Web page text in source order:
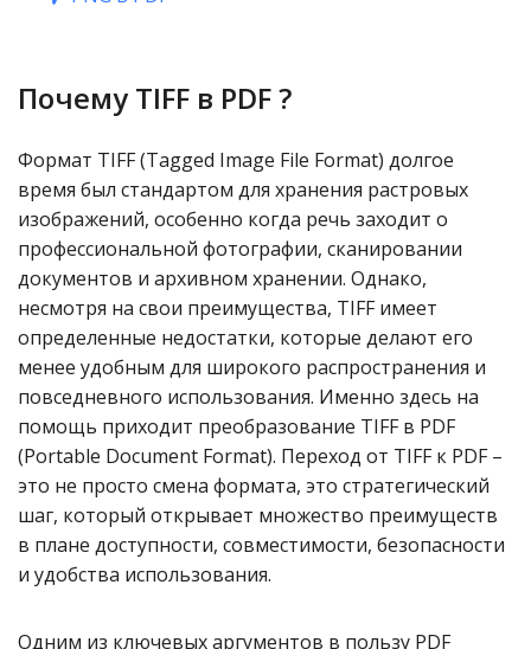
Почему TIFF в PDF ?
Формат TIFF (Tagged Image File Format) долгое
время был стандартом для хранения растровых
изображений, особенно когда речь заходит о
профессиональной фотографии, сканировании
документов и архивном хранении. Однако,
несмотря на свои преимущества, TIFF имеет
определенные недостатки, которые делают его
менее удобным для широкого распространения и
повседневного использования. Именно здесь на
помощь приходит преобразование TIFF в PDF
(Portable Document Format). Переход от TIFF к PDF –
это не просто смена формата, это стратегический
шаг, который открывает множество преимуществ
в плане доступности, совместимости, безопасности
и удобства использования.
Одним из ключевых аргументов в пользу PDF